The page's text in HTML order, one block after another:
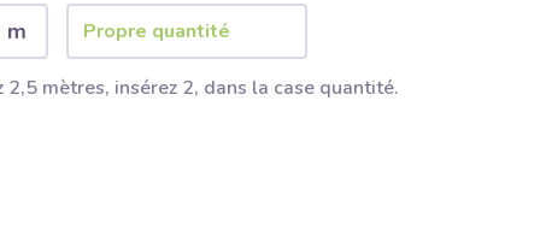
m
mètres, insérez 2, dans la case quantité.